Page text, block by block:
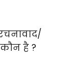
है ?